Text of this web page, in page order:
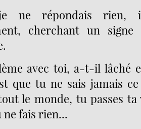
ne répondais rien,
cherchant un signe
avec toi, a-t-il lâché
que tu ne sais jamais
le monde, tu passes ta
fais rien...